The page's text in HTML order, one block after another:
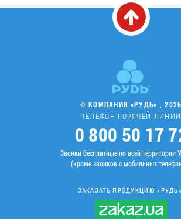
© КОМПАНИЯ «РУДЬ» , 2026
ТЕЛЕФОН ГОРЯЧЕЙ ЛИНИИ
0 800 50 17
Звонки бесплатные по всей территории
(кроме звонков с мобильных
ЗАКАЗАТЬ ПРОДУКЦИЮ